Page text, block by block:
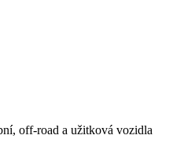
off-road a užitková vozidla